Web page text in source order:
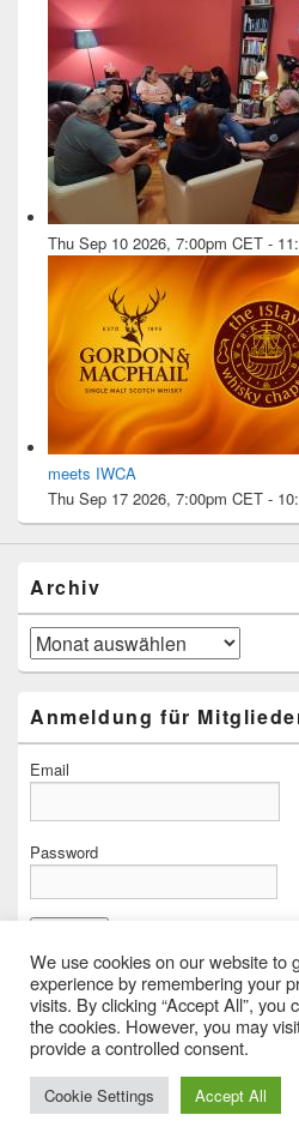
Thu Sep 10 2026, 7:00pm CET -
meets IWCA
Thu Sep 17 2026, 7:00pm CET -
Archiv
Archiv
Anmeldung für
Email
Password
Impressum
Theme: Catch Box by
We use cookies on our website to
experience by remembering your
visits. By clicking “Accept All”,
the cookies. However, you may
provide a controlled consent.
Cookie Settings Accept All